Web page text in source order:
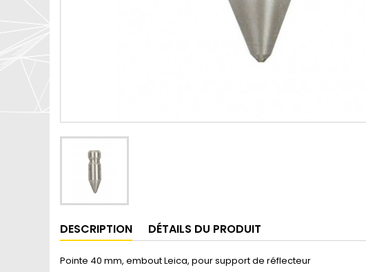
DESCRIPTION DÉTAILS DU PRODUIT
Pointe 40 mm, embout Leica, pour support de réflecteur